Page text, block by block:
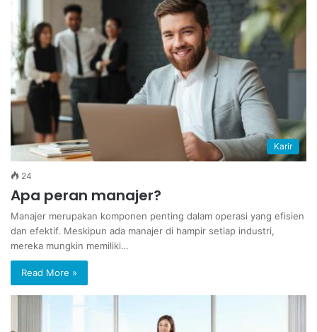
Karir
24
Apa peran manajer?
Manajer merupakan komponen penting dalam operasi yang efisien
dan efektif. Meskipun ada manajer di hampir setiap industri,
mereka mungkin memiliki…
Read More »